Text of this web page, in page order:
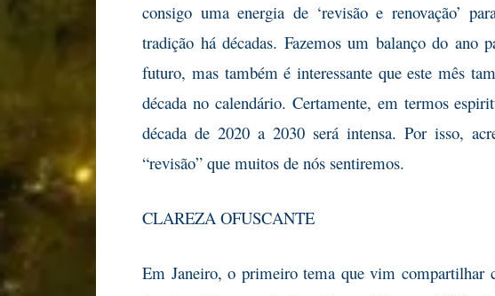
consigo uma energia de ‘revisão e renovação’
tradição há décadas. Fazemos um balanço do ano
futuro, mas também é interessante que este mês
década no calendário. Certamente, em termos
década de 2020 a 2030 será intensa. Por isso,
“revisão” que muitos de nós sentiremos.
CLAREZA OFUSCANTE
Em Janeiro, o primeiro tema que vim compartilhar